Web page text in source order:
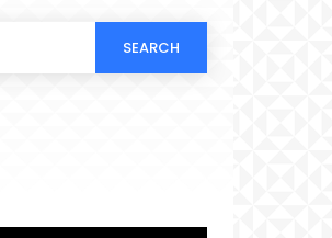
SEARCH